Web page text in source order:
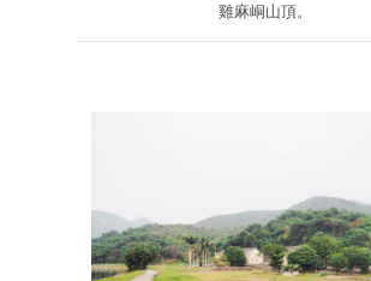
雞麻峒山頂。